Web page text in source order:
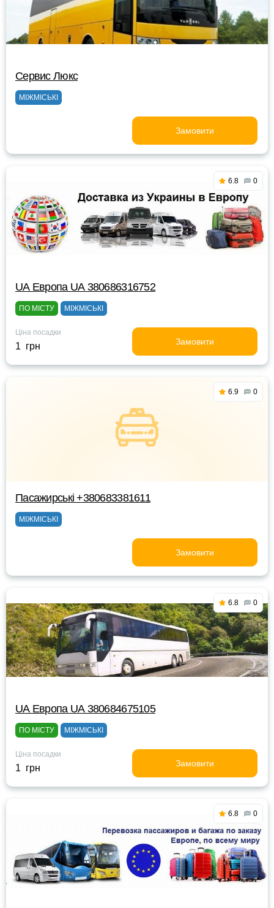
Сервис Люкс
МІЖМІСЬКІ
Замовити
6.8 0
UА Европа UА 380686316752
ПО МІСТУ МІЖМІСЬКІ
Ціна посадки
1 грн Замовити
6.9 0
Пасажирські +380683381611
МІЖМІСЬКІ
Замовити
6.8 0
UА Европа UА 380684675105
ПО МІСТУ МІЖМІСЬКІ
Ціна посадки
1 грн Замовити
6.8 0